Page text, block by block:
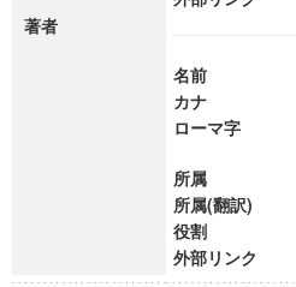
著者
名前
カナ
ローマ字
所属
所属(翻訳)
役割
外部リンク